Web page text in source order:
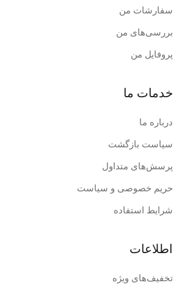
سفارشات من
بررسی‌های من
پروفایل من
خدمات ما
درباره ما
سیاست بازگشت
پرسش‌های متداول
حریم خصوصی و سیاست
شرایط استفاده
اطلاعات
تخفیف‌های ویژه